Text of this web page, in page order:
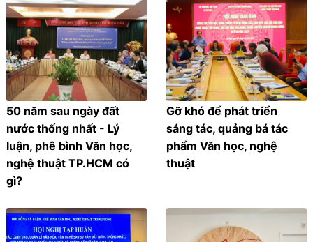
50 năm sau ngày đất
nước thống nhất - Lý
luận, phê bình Văn học,
nghệ thuật TP.HCM có
gì?
Gỡ khó để phát triển
sáng tác, quảng bá tác
phẩm Văn học, nghệ
thuật